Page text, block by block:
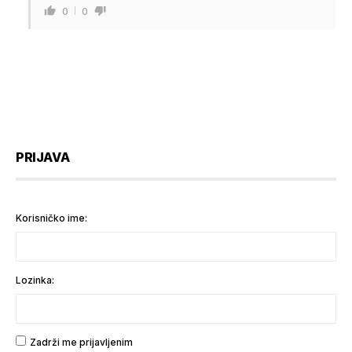
0 0
PRIJAVA
Korisničko ime:
Lozinka:
Zadrži me prijavljenim